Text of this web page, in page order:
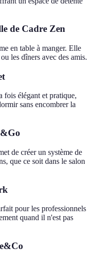
de Cadre Zen
en table à manger. Elle
les dîners avec des amis.
fois élégant et pratique,
sans encombrer la
de créer un système de
que ce soit dans le salon
pour les professionnels
quand il n'est pas